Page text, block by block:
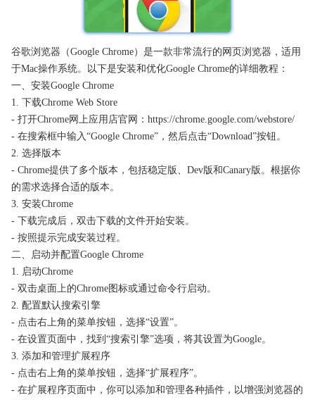
谷歌浏览器（Google Chrome）是一款非常流行的网页浏览器，适用
于Mac操作系统。以下是安装和优化Google Chrome的详细教程：
一、安装Google Chrome
1. 下载Chrome Web Store
- 打开Chrome网上应用店官网：https://chrome.google.com/webstore/
- 在搜索框中输入“Google Chrome”，然后点击“Download”按钮。
2. 选择版本
- Chrome提供了多个版本，包括稳定版、Dev版和Canary版。根据你
的需求选择合适的版本。
3. 安装Chrome
- 下载完成后，双击下载的文件开始安装。
- 按照提示完成安装过程。
二、启动并配置Google Chrome
1. 启动Chrome
- 双击桌面上的Chrome图标或通过命令行启动。
2. 配置默认搜索引擎
- 点击右上角的菜单按钮，选择“设置”。
- 在设置页面中，找到“搜索引擎”选项，将其设置为Google。
3. 添加和管理扩展程序
- 点击右上角的菜单按钮，选择“扩展程序”。
- 在扩展程序页面中，你可以添加和管理各种插件，以增强浏览器的